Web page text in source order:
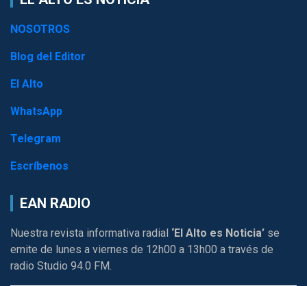
NOSOTROS
Blog del Editor
El Alto
WhatsApp
Telegram
Escríbenos
EAN RADIO
Nuestra revista informativa radial ‘El Alto es Noticia’ se
emite de lunes a viernes de 12h00 a 13h00 a través de
radio Studio 94.0 FM.